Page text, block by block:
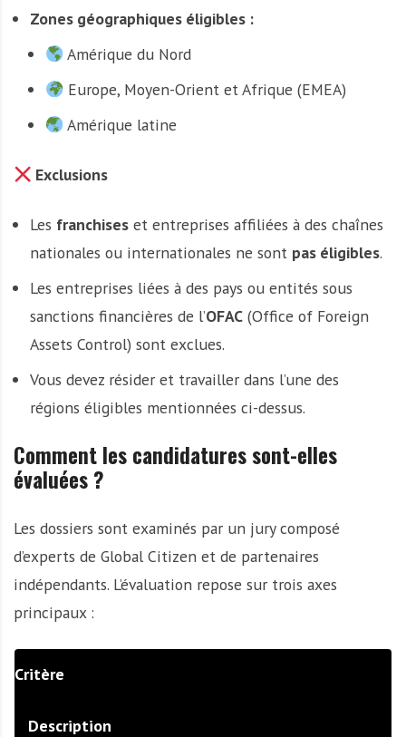
Zones géographiques éligibles :
Amérique du Nord
Europe, Moyen-Orient et Afrique (EMEA)
Amérique latine
Exclusions
Les franchiseset entreprises affiliées à des chaînes
nationales ou internationales ne sont pas éligibles.
Les entreprises liées à des pays ou entités sous
sanctions financières de l’OFAC(Office of Foreign
Assets Control) sont exclues.
Vous devez résider et travailler dans l’une des
régions éligibles mentionnées ci-dessus.
Comment les candidatures sont-elles
évaluées ?
Les dossiers sont examinés par un jury composé
d’experts de Global Citizen et de partenaires
indépendants. L’évaluation repose sur trois axes
principaux :
Critère
Description